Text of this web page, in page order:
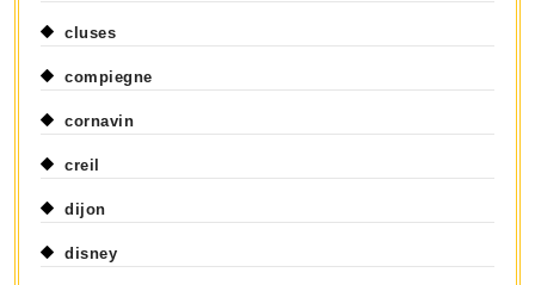
cluses
compiegne
cornavin
creil
dijon
disney